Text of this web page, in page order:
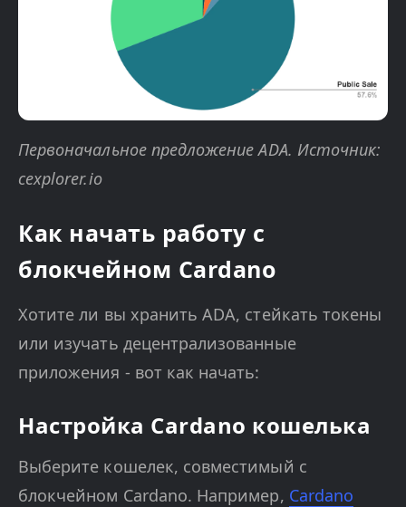
Первоначальное предложение ADA. Источник:
cexplorer.io
Как начать работу с
блокчейном Cardano
Хотите ли вы хранить ADA, стейкать токены
или изучать децентрализованные
приложения - вот как начать:
Настройка Cardano кошелька
Выберите кошелек, совместимый с
блокчейном Cardano. Например, Cardano